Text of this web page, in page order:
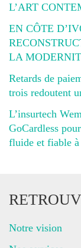
L’ART
EN CÔTE
LA
Retards de
trois redoutent
L’insurtech
GoCardless
fluide et fiable à
Notre vision